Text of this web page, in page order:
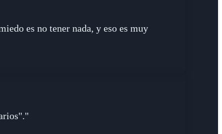
es no tener nada, y eso es muy